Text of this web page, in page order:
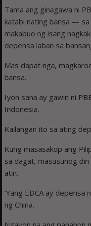
Tama ang ginagawa ni
katabi nating bansa —
makabuo ng isang
depensa laban sa
Mas dapat nga,
bansa.
Iyon sana ay gawin ni
Indonesia.
Kailangan ito sa ating
Kung masasakop ang
sa dagat, masusunog
atin.
‘Yang EDCA ay
ng China.